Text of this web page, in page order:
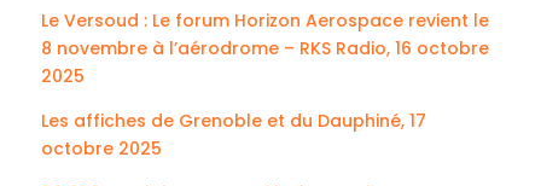
Le Versoud : Le forum Horizon Aerospace revient le
8 novembre à l’aérodrome – RKS Radio, 16 octobre
2025
Les affiches de Grenoble et du Dauphiné, 17
octobre 2025